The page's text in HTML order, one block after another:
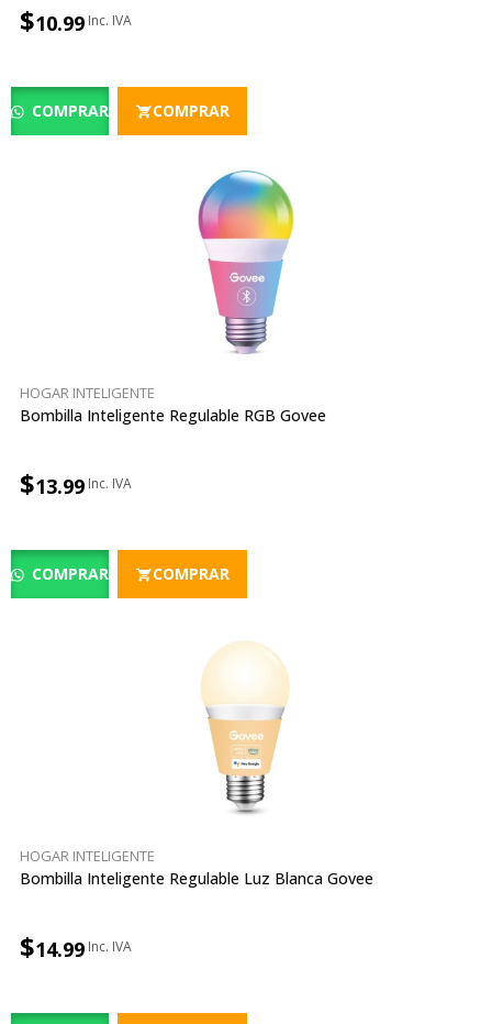
$10.99
COMPRAR COMPRAR
HOGAR INTELIGENTE
Bombilla Inteligente Regulable RGB Govee
$13.99
COMPRAR COMPRAR
HOGAR INTELIGENTE
Bombilla Inteligente Regulable Luz Blanca Govee
$14.99